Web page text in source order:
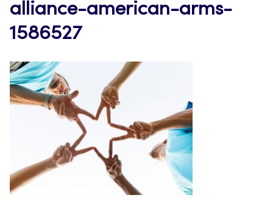
alliance-american-arms-
1586527